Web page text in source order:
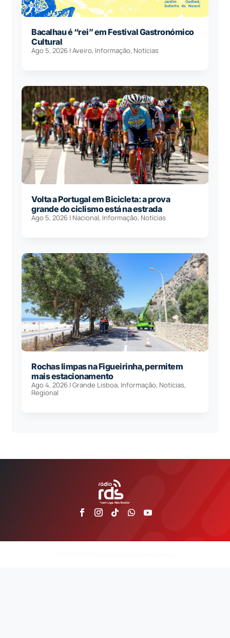
Bacalhau é “rei” em Festival Gastronómico
Cultural
Ago 5, 2026 |Aveiro, Informação, Notícias
Volta a Portugal em Bicicleta: a prova
grande do ciclismo está na estrada
Ago 5, 2026 | Nacional, Informação, Notícias
Rochas limpas na Figueirinha, permitem
mais estacionamento
Ago 4, 2026 |Grande Lisboa, Informação, Notícias,
Regional